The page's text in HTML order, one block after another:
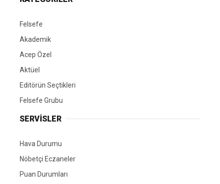
Felsefe
Akademik
Acep Özel
Aktüel
Editörün Seçtikleri
Felsefe Grubu
SERVİSLER
Hava Durumu
Nöbetçi Eczaneler
Puan Durumları